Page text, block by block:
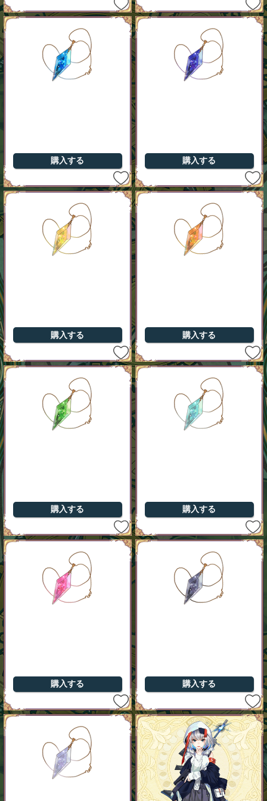
購入する 購入する
購入する 購入する
購入する 購入する
購入する 購入する